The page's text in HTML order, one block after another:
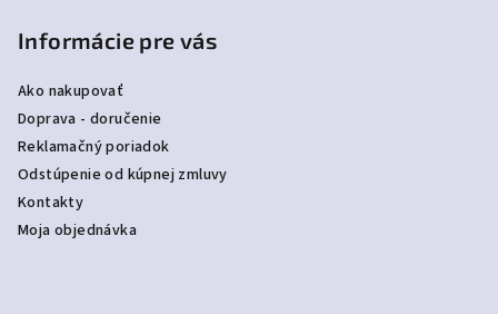
Informácie pre vás
Ako nakupovať
Doprava - doručenie
Reklamačný poriadok
Odstúpenie od kúpnej zmluvy
Kontakty
Moja objednávka